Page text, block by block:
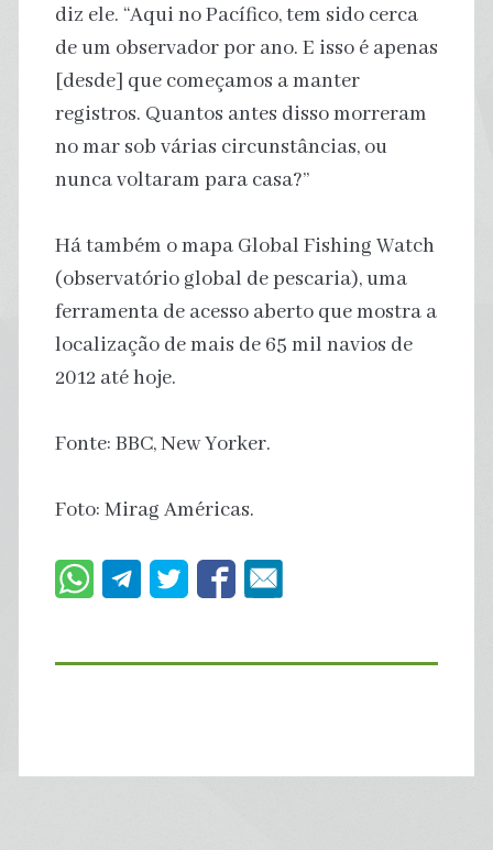
diz ele. “Aqui no Pacífico, tem sido cerca
de um observador por ano. E isso é apenas
[desde] que começamos a manter
registros. Quantos antes disso morreram
no mar sob várias circunstâncias, ou
nunca voltaram para casa?”
Há também o mapa Global Fishing Watch
(observatório global de pescaria), uma
ferramenta de acesso aberto que mostra a
localização de mais de 65 mil navios de
2012 até hoje.
Fonte: BBC, New Yorker.
Foto: Mirag Américas.